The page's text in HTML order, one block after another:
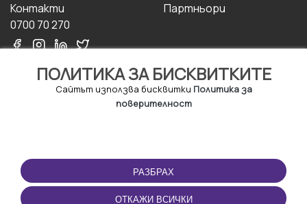
ПОЛИТИКА ЗА БИСКВИТКИТЕ
Сайтът използва бисквитки Политика за
поверителност
РАЗБРАХ
ОТКАЖИ ВСИЧКИ
Контакти
0700 70 270
Партньори
ПОЛЗВАНЕ
Правила и условия за
ползване
ПРИЛОЖЕНИЕТО